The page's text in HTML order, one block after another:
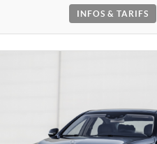
INFOS & TARIFS